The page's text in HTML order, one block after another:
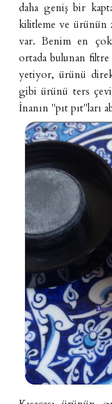
daha geniş bir
kilitleme ve ürünün
var. Benim en çok
ortada bulunan filtre
yetiyor, ürünü
gibi ürünü ters
İnanın "pıt pıt"ları